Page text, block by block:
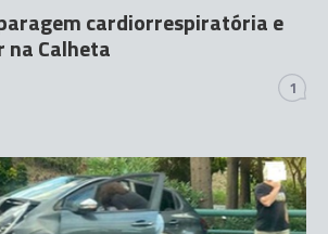
cardiorrespiratória e
Calheta
1